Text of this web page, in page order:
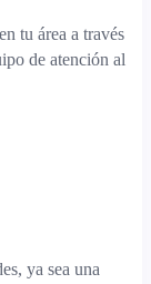
tu área a través
de atención al
ya sea una